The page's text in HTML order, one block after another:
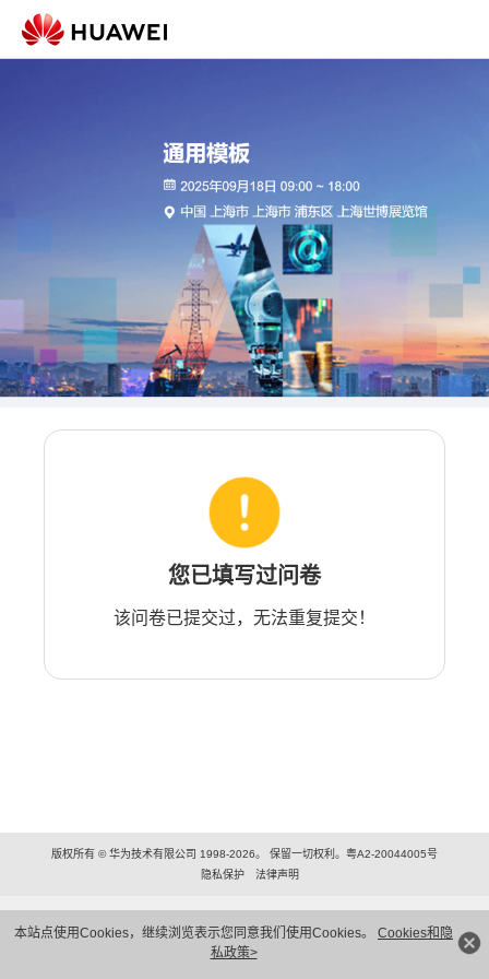
本站点使用Cookies，继续浏览表示您同意我们使用Cookies。 Cookies和隐
私政策>
您已填写过问卷
该问卷已提交过，无法重复提交！
版权所有 © 华为技术有限公司 1998-2026。 保留一切权利。粤A2-20044005号
隐私保护
法律声明